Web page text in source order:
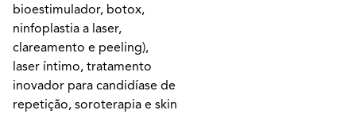
bioestimulador, botox,
ninfoplastia a laser,
clareamento e peeling),
laser íntimo, tratamento
inovador para candidíase de
repetição, soroterapia e skin